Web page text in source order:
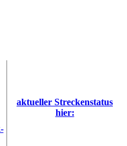
aktueller Streckenstatus
hier: